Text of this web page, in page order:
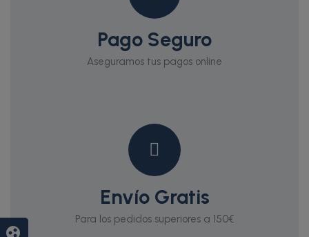
Pago Seguro
Aseguramos tus pagos online
Envío Gratis
Para los pedidos superiores a 150€
group_work